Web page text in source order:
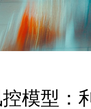
模型